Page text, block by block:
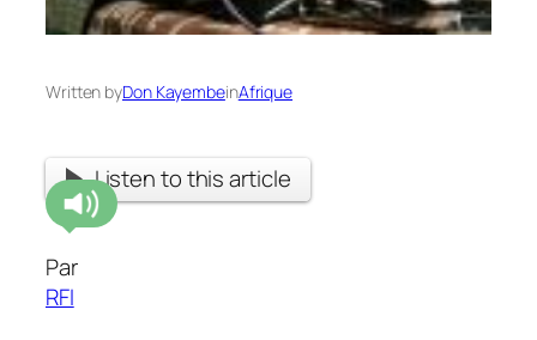
Written byDon KayembeinAfrique
Listen to this article
Par
RFI